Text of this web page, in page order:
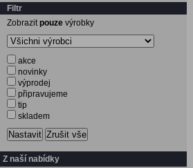
Filtr
Zobrazitpouze výrobky
akce
novinky
výprodej
připravujeme
tip
skladem
Nastavit Zrušit vše
Z naší nabídky